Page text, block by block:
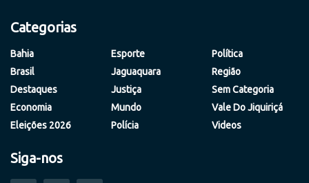
Categorias
Bahia
Brasil
Destaques
Economia
Eleições 2026
Esporte
Jaguaquara
Justiça
Mundo
Polícia
Política
Região
Sem Categoria
Vale Do Jiquiriçá
Videos
Siga-nos